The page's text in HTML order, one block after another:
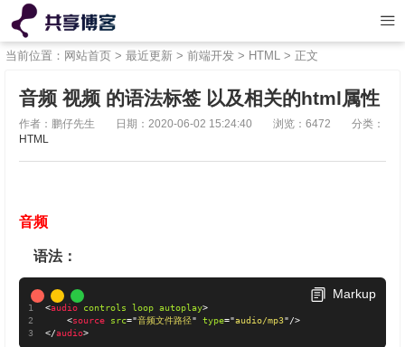
当前位置： 网站首页 > 最近更新 > 前端开发 > HTML > 正文
音频 视频 的语法标签 以及相关的html属性
作者：鹏仔先生 日期：2020-06-02 15:24:40 浏览：6472
分类：
HTML
音频
语法：
Markup
<audio controls loop autoplay>
<source src="音频文件路径" type="audio/mp3"/>
</audio>